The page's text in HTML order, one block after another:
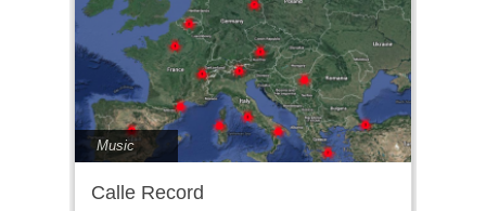
Music
Calle Record